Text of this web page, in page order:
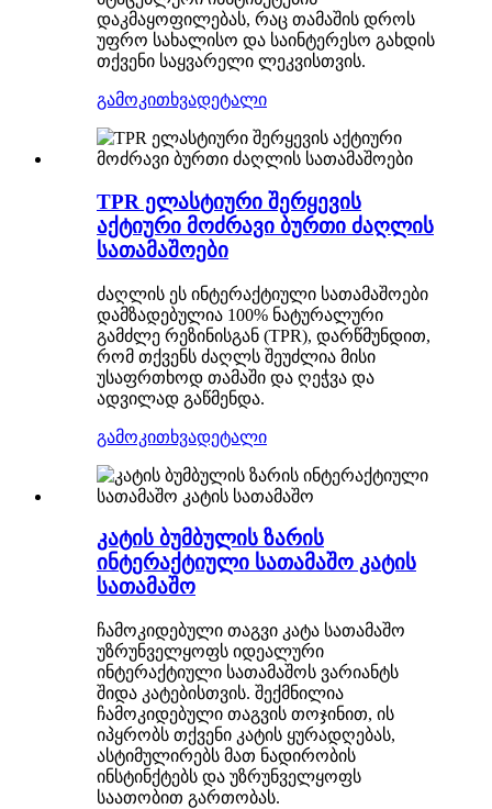
დაკმაყოფილებას, რაც თამაშის დროს
უფრო სახალისო და საინტერესო გახდის
თქვენი საყვარელი ლეკვისთვის.
გამოკითხვადეტალი
TPR ელასტიური შერყევის
აქტიური მოძრავი ბურთი ძაღლის
სათამაშოები
ძაღლის ეს ინტერაქტიული სათამაშოები
დამზადებულია 100% ნატურალური
გამძლე რეზინისგან (TPR), დარწმუნდით,
რომ თქვენს ძაღლს შეუძლია მისი
უსაფრთხოდ თამაში და ღეჭვა და
ადვილად გაწმენდა.
გამოკითხვადეტალი
კატის ბუმბულის ზარის
ინტერაქტიული სათამაშო კატის
სათამაშო
ჩამოკიდებული თაგვი კატა სათამაშო
უზრუნველყოფს იდეალური
ინტერაქტიული სათამაშოს ვარიანტს
შიდა კატებისთვის. შექმნილია
ჩამოკიდებული თაგვის თოჯინით, ის
იპყრობს თქვენი კატის ყურადღებას,
ასტიმულირებს მათ ნადირობის
ინსტინქტებს და უზრუნველყოფს
საათობით გართობას.